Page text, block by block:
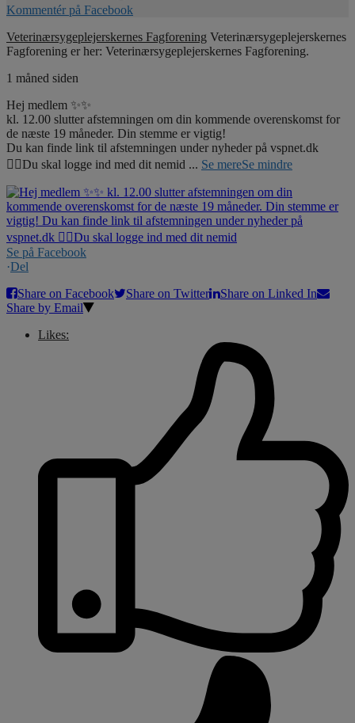
Kommentér på Facebook
Veterinærsygeplejerskernes Fagforening Veterinærsygeplejerskernes
Fagforening er her: Veterinærsygeplejerskernes Fagforening.
1 måned siden
Hej medlem ✨✨
kl. 12.00 slutter afstemningen om din kommende overenskomst for
de næste 19 måneder. Din stemme er vigtig!
Du kan finde link til afstemningen under nyheder på vspnet.dk
☝🏼Du skal logge ind med dit nemid ... Se mereSe mindre
Se på Facebook
·Del
Share on Facebook
Share on Twitter
Share on Linked In
Share by Email
Likes: